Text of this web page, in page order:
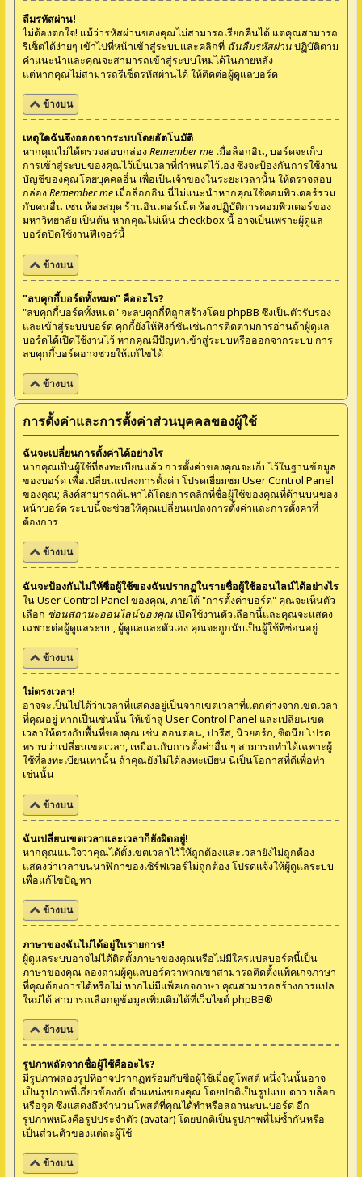
ลืมรหัสผ่าน!
ไม่ต้องตกใจ! แม้ว่ารหัสผ่านของคุณไม่สามารถเรียกคืนได้ แต่คุณสามารถ
รีเซ็ตได้ง่ายๆ เข้าไปที่หน้าเข้าสู่ระบบและคลิกที่ ฉันลืมรหัสผ่านปฏิบัติตาม
คำแนะนำและคุณจะสามารถเข้าสู่ระบบใหม่ได้ในภายหลัง
แต่หากคุณไม่สามารถรีเซ็ตรหัสผ่านได้ ให้ติดต่อผู้ดูแลบอร์ด
ข้างบน
เหตุใดฉันจึงออกจากระบบโดยอัตโนมัติ
หากคุณไม่ได้ตรวจสอบกล่องRemember me เมื่อล็อกอิน, บอร์ดจะเก็บ
การเข้าสู่ระบบของคุณไว้เป็นเวลาที่กำหนดไว้เอง ซึ่งจะป้องกันการใช้งาน
บัญชีของคุณโดยบุคคลอื่น เพื่อเป็นเจ้าของในระยะเวลานั้น ให้ตรวจสอบ
กล่องRemember me เมื่อล็อกอิน นี่ไม่แนะนำหากคุณใช้คอมพิวเตอร์ร่วม
กับคนอื่น เช่น ห้องสมุด ร้านอินเตอร์เน็ต ห้องปฏิบัติการคอมพิวเตอร์ของ
มหาวิทยาลัย เป็นต้น หากคุณไม่เห็น checkbox นี้ อาจเป็นเพราะผู้ดูแล
บอร์ดปิดใช้งานฟีเจอร์นี้
ข้างบน
"ลบคุกกี้บอร์ดทั้งหมด" คืออะไร?
"ลบคุกกี้บอร์ดทั้งหมด" จะลบคุกกี้ที่ถูกสร้างโดย phpBB ซึ่งเป็นตัวรับรอง
และเข้าสู่ระบบบอร์ด คุกกี้ยังให้ฟังก์ชันเช่นการติดตามการอ่านถ้าผู้ดูแล
บอร์ดได้เปิดใช้งานไว้ หากคุณมีปัญหาเข้าสู่ระบบหรือออกจากระบบ การ
ลบคุกกี้บอร์ดอาจช่วยให้แก้ไขได้
ข้างบน
การตั้งค่าและการตั้งค่าส่วนบุคคลของผู้ใช้
ฉันจะเปลี่ยนการตั้งค่าได้อย่างไร
หากคุณเป็นผู้ใช้ที่ลงทะเบียนแล้ว การตั้งค่าของคุณจะเก็บไว้ในฐานข้อมูล
ของบอร์ด เพื่อเปลี่ยนแปลงการตั้งค่า โปรดเยี่ยมชม User Control Panel
ของคุณ; ลิงค์สามารถค้นหาได้โดยการคลิกที่ชื่อผู้ใช้ของคุณที่ด้านบนของ
หน้าบอร์ด ระบบนี้จะช่วยให้คุณเปลี่ยนแปลงการตั้งค่าและการตั้งค่าที่
ต้องการ
ข้างบน
ฉันจะป้องกันไม่ให้ชื่อผู้ใช้ของฉันปรากฏในรายชื่อผู้ใช้ออนไลน์ได้อย่างไร
ใน User Control Panel ของคุณ, ภายใต้ "การตั้งค่าบอร์ด" คุณจะเห็นตัว
เลือก ซ่อนสถานะออนไลน์ของคุณ เปิดใช้งานตัวเลือกนี้และคุณจะแสดง
เฉพาะต่อผู้ดูแลระบบ, ผู้ดูแลและตัวเอง คุณจะถูกนับเป็นผู้ใช้ที่ซ่อนอยู่
ข้างบน
ไม่ตรงเวลา!
อาจจะเป็นไปได้ว่าเวลาที่แสดงอยู่เป็นจากเขตเวลาที่แตกต่างจากเขตเวลา
ที่คุณอยู่ หากเป็นเช่นนั้น ให้เข้าสู่ User Control Panel และเปลี่ยนเขต
เวลาให้ตรงกับพื้นที่ของคุณ เช่น ลอนดอน, ปารีส, นิวยอร์ก, ซิดนีย โปรด
ทราบว่าเปลี่ยนเขตเวลา, เหมือนกับการตั้งค่าอื่น ๆ สามารถทำได้เฉพาะผู้
ใช้ที่ลงทะเบียนเท่านั้น ถ้าคุณยังไม่ได้ลงทะเบียน นี่เป็นโอกาสที่ดีเพื่อทำ
เช่นนั้น
ข้างบน
ฉันเปลี่ยนเขตเวลาและเวลาก็ยังผิดอยู่!
หากคุณแน่ใจว่าคุณได้ตั้งเขตเวลาไว้ให้ถูกต้องและเวลายังไม่ถูกต้อง
แสดงว่าเวลาบนนาฬิกาของเซิร์ฟเวอร์ไม่ถูกต้อง โปรดแจ้งให้ผู้ดูแลระบบ
เพื่อแก้ไขปัญหา
ข้างบน
ภาษาของฉันไม่ได้อยู่ในรายการ!
ผู้ดูแลระบบอาจไม่ได้ติดตั้งภาษาของคุณหรือไม่มีใครแปลบอร์ดนี้เป็น
ภาษาของคุณ ลองถามผู้ดูแลบอร์ดว่าพวกเขาสามารถติดตั้งแพ็คเกจภาษา
ที่คุณต้องการได้หรือไม่ หากไม่มีแพ็คเกจภาษา คุณสามารถสร้างการแปล
ใหม่ได้ สามารถเลือกดูข้อมูลเพิ่มเติมได้ที่เว็บไซต์phpBB®
ข้างบน
รูปภาพถัดจากชื่อผู้ใช้คืออะไร?
มีรูปภาพสองรูปที่อาจปรากฏพร้อมกับชื่อผู้ใช้เมื่อดูโพสต์ หนึ่งในนั้นอาจ
เป็นรูปภาพที่เกี่ยวข้องกับตำแหน่งของคุณ โดยปกติเป็นรูปแบบดาว บล็อก
หรือจุด ซึ่งแสดงถึงจำนวนโพสต์ที่คุณได้ทำหรือสถานะบนบอร์ด อีก
รูปภาพหนึ่งคือรูปประจำตัว (avatar) โดยปกติเป็นรูปภาพที่ไม่ซ้ำกันหรือ
เป็นส่วนตัวของแต่ละผู้ใช้
ข้างบน